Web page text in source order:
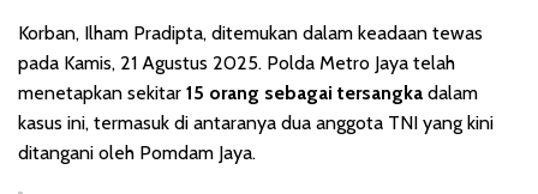
Korban, Ilham Pradipta, ditemukan dalam keadaan tewas
pada Kamis, 21 Agustus 2025. Polda Metro Jaya telah
menetapkan sekitar 15 orang sebagai tersangka dalam
kasus ini, termasuk di antaranya dua anggota TNI yang kini
ditangani oleh Pomdam Jaya.